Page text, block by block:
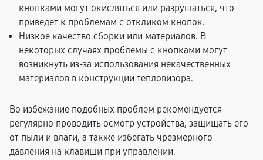
кнопками могут окисляться или разрушаться, что
приведет к проблемам с откликом кнопок.
Низкое качество сборки или материалов. В
некоторых случаях проблемы с кнопками могут
возникнуть из-за использования некачественных
материалов в конструкции тепловизора.
Во избежание подобных проблем рекомендуется
регулярно проводить осмотр устройства, защищать его
от пыли и влаги, а также избегать чрезмерного
давления на клавиши при управлении.